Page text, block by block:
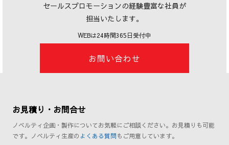
セールスプロモーションの経験豊富な社員が
担当いたします。
WEBは24時間365日受付中
お問い合わせ
お見積り・お問合せ
ノベルティ企画・製作についてお気軽にご相談ください。お見積りも可能
です。ノベルティ生産の よくある質問もご用意しています。